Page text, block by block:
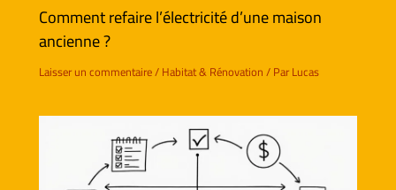
Comment refaire l’électricité d’une maison
ancienne ?
Laisser un commentaire/Habitat & Rénovation/ ParLucas